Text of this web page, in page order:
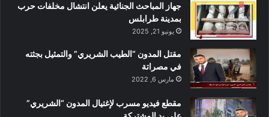
جهاز المباحث الجنائية يعلن انتشال مخلفات حرب
بمدينة طرابلس
يونيو 21, 2025
مقتل المدون “الطيب الشريري” والتمثيل بجثته
في مصراتة
مارس 6, 2022
مقطع فيديو مسرب لإغتيال المدون “الشريري”